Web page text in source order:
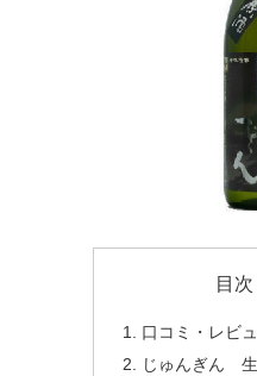
目次
口コミ・レビ
じゅんぎん